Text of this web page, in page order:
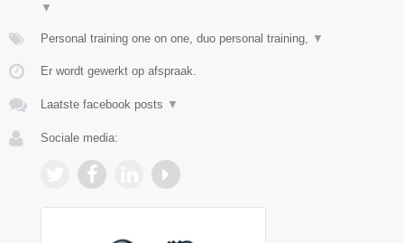
▼
Personal training one on one, duo personal training, ▼
Er wordt gewerkt op afspraak.
Laatste facebook posts ▼
Sociale media: